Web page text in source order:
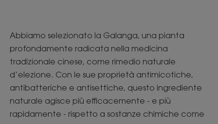
Abbiamo selezionato la Galanga, una pianta
profondamente radicata nella medicina
tradizionale cinese, come rimedio naturale
d’elezione. Con le sue proprietà antimicotiche,
antibatteriche e antisettiche, questo ingrediente
naturale agisce più efficacemente - e più
rapidamente - rispetto a sostanze chimiche come